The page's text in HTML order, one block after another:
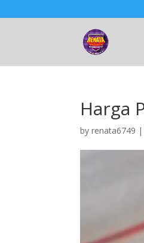
Harga
byrenata6749 |